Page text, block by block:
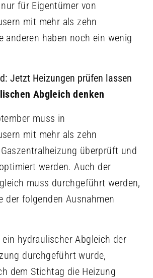
für Eigentümer von
mit mehr als zehn
anderen haben noch ein wenig
Abgleich denken
muss in
mit mehr als zehn
überprüft und
werden. Auch der
muss durchgeführt werden,
der folgenden Ausnahmen
hydraulischer Abgleich der
durchgeführt wurde,
dem Stichtag die Heizung